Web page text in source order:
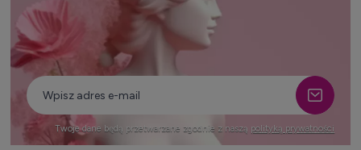
Twoje dane będą przetwarzane zgodnie z naszą polityką prywatności